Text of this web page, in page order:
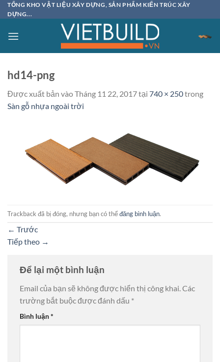
Bỏ
qua
dung
TỔNG KHO VẬT LIỆU XÂY DỰNG, SẢN PHẨM KIẾN TRÚC XÂY
DỰNG...
hd14-png
Được xuất bản vàoTháng 11 22, 2017tại 740 × 250trong
Sàn gỗ nhựa ngoài trời
Trackback đã bị đóng, nhưng bạn có thểđăng bình luận.
← Trước
Tiếp theo →
Để lại một bình luận
Email của bạn sẽ không được hiển thị công khai.Các
trường bắt buộc được đánh dấu *
Bình luận*